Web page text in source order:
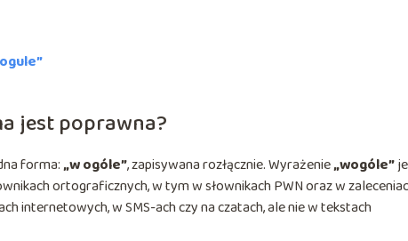
jest poprawna?
forma:„w ogóle”, zapisywana rozłącznie. Wyrażenie„wogóle”
ortograficznych, w tym w słownikach PWN oraz w
internetowych, w SMS-ach czy na czatach, ale nie w tekstach